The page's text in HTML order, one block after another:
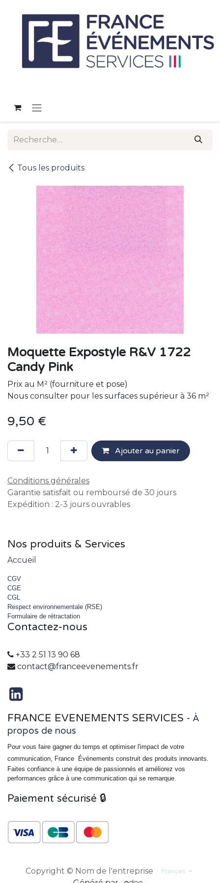
Tous les produits
Moquette Expostyle R&V 1722
Candy Pink
Prix au M² (fourniture et pose)
Nous consulter pour les surfaces supérieur à 36 m²
9,50 €
Ajouter au panier
Conditions générales
Garantie satisfait ou remboursé de 30 jours
Expédition : 2-3 jours ouvrables
Nos produits & Services
Accueil
CGV
CGE
CGL
Respect environnementale (RSE)
Formulaire de rétractation
Contactez-nous
+33 2 51 13 90 68
contact@franceevenements.fr
FRANCE EVENEMENTS SERVICES - À
propos de nous
Pour vous faire gagner du temps et optimiser l'impact de votre
communication, France
Événements construit des produits innovants.
Faites confiance à une équipe de passionnés et améliorez vos
performances grâce à une communication qui se remarque.
Paiement sécurisé 🔒
Copyright © Nom de l'entreprise Français